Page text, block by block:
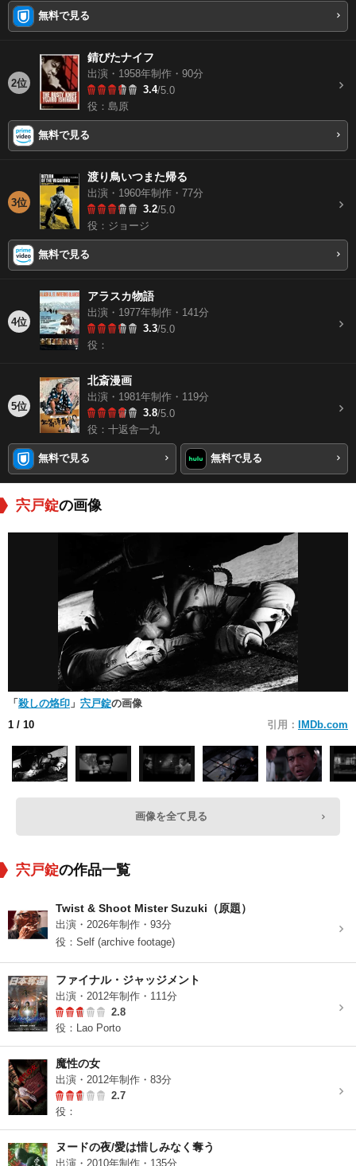
無料で見る
2位
錆びたナイフ
出演・1958年制作・90分
3.4/5.0
役：島原
無料で見る
3位
渡り鳥いつまた帰る
出演・1960年制作・77分
3.2/5.0
役：ジョージ
無料で見る
4位
アラスカ物語
出演・1977年制作・141分
3.3/5.0
役：
5位
北斎漫画
出演・1981年制作・119分
3.8/5.0
役：十返舎一九
無料で見る 無料で見る
宍戸錠の画像
「 殺しの烙印 」 宍戸錠の画像
1 / 10 引用： IMDb.com
画像を全て見る
宍戸錠の作品一覧
Twist & Shoot Mister Suzuki（原題）
出演・2026年制作・93分
役：Self (archive footage)
ファイナル・ジャッジメント
出演・2012年制作・111分
2.8
役：Lao Porto
魔性の女
出演・2012年制作・83分
2.7
役：
ヌードの夜/愛は惜しみなく奪う
出演・2010年制作・135分